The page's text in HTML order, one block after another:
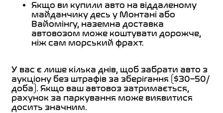
Якщо ви купили авто на віддаленому
майданчику десь у Монтані або
Вайомінгу, наземна доставка
автовозом може коштувати дорожче,
ніж сам морський фрахт.
У вас є лише кілька днів, щоб забрати авто з
аукціону без штрафів за зберігання ($30–50/
доба). Якщо ваш автовоз затримається,
рахунок за паркування може виявитися
досить значним.